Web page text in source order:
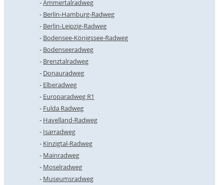
Ammertalradweg
Berlin-Hamburg-Radweg
Berlin-Leipzig-Radweg
Bodensee-Königssee-Radweg
Bodenseeradweg
Brenztalradweg
Donauradweg
Elberadweg
Europaradweg R1
Fulda Radweg
Havelland-Radweg
Isarradweg
Kinzigtal-Radweg
Mainradweg
Moselradweg
Museumsradweg